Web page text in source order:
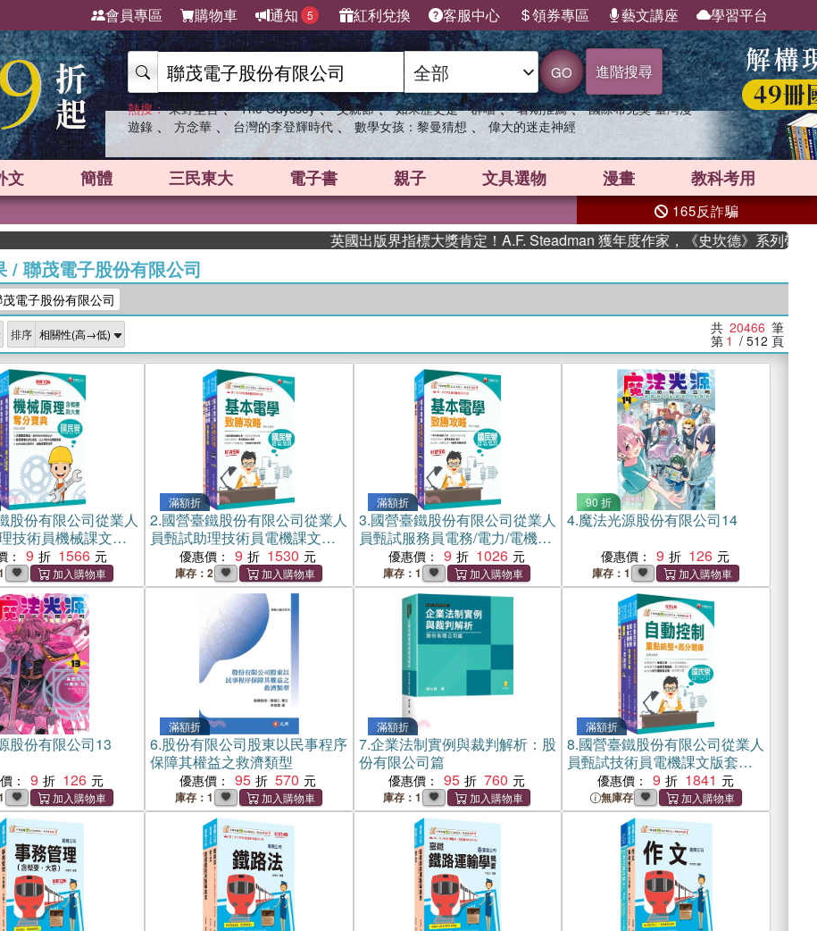
會員專區 購物車 通知 5 紅利兌換 客服中心 領券專區 藝文講座 學習平台
GO 進階搜尋
熱搜： 東野圭吾 、 The Odyssey 、 父親節 、 如果歷史是一群喵 、 暑期推薦 、 國際布克獎 臺灣漫
遊錄 、 方念華 、 台灣的李登輝時代 、 數學女孩：黎曼猜想 、 偉大的迷走神經
文 簡體 三民東大 電子書 親子 文具選物 漫畫 教科考用
165反詐騙
英國出版界指標大獎肯定！A.F. Steadman 獲年度作家，《史坎德》系列帶你踏上熱血
/ 聯茂電子股份有限公司
電子股份有限公司
排序 共 20466 筆
第 1 / 512 頁
股份有限公司從業人
技術員機械課文版
冊）
： 9 1566
滿額折
2.國營臺鐵股份有限公司從業人
員甄試助理技術員電機課文版
套書（三冊）
優惠價： 9 1530
庫存：2
滿額折
3.國營臺鐵股份有限公司從業人
員甄試服務員電務/電力/電機課
文版套書（共二冊）
優惠價： 9 1026
庫存：1
90 折
4.魔法光源股份有限公司14
優惠價： 9 126
庫存：1
股份有限公司13
： 9 126
滿額折
6.股份有限公司股東以民事程序
保障其權益之救濟類型
優惠價： 95 570
庫存：1
滿額折
7.企業法制實例與裁判解析：股
份有限公司篇
優惠價： 95 760
庫存：1
滿額折
8.國營臺鐵股份有限公司從業人
員甄試技術員電機課文版套書
（共四冊）
優惠價： 9 1841
無庫存